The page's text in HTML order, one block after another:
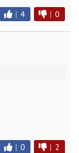
| 4 | 0
| 0 | 2